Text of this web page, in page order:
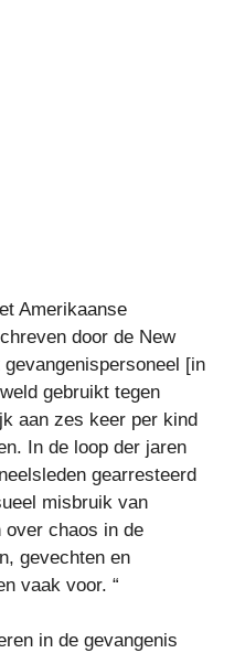
Amerikaanse
door de New
[in
gebruikt tegen
aan zes keer per kind
In de loop der jaren
gearresteerd
misbruik van
over chaos in de
gevechten en
vaak voor. “
in de gevangenis